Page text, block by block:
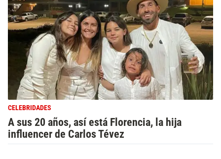
CELEBRIDADES
A sus 20 años, así está Florencia, la hija
influencer de Carlos Tévez